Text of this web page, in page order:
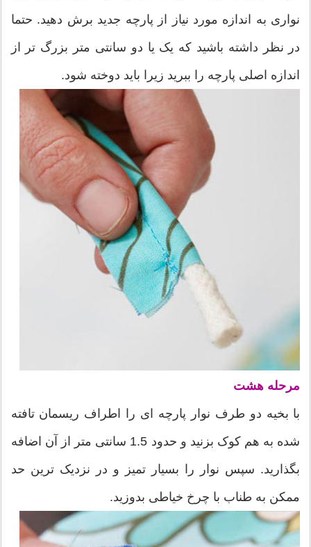
نواری به اندازه مورد نیاز از پارچه جدید برش دهید. حتما
در نظر داشته باشید که یک یا دو سانتی متر بزرگ تر از
اندازه اصلی پارچه را ببرید زیرا باید دوخته شود.
مرحله هشت
با بخیه دو طرف نوار پارچه ای را اطراف ریسمان تافته
شده به هم کوک بزنید و حدود 1.5 سانتی متر از آن اضافه
بگذارید. سپس نوار را بسیار تمیز و در نزدیک ترین حد
ممکن به طناب با چرخ خیاطی بدوزید.